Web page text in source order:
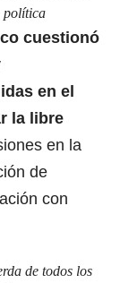
política
cuestionó
en el
la libre
en la
de
con
de todos los